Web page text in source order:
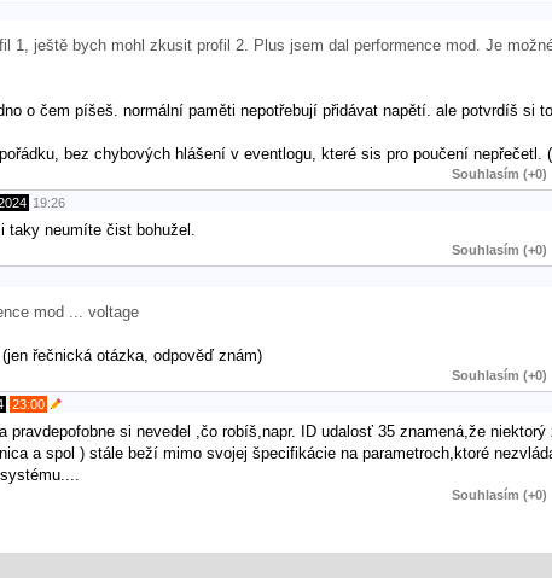
1, ještě bych mohl zkusit profil 2. Plus jsem dal performence mod. Je
o čem píšeš. normální paměti nepotřebují přidávat napětí. ale potvrdíš si
bez chybových hlášení v eventlogu, které sis pro poučení nepřečetl.
Souhlasím (+0)
19:26
taky neumíte čist bohužel.
Souhlasím (+0)
mod ... voltage
řečnická otázka, odpověď znám)
Souhlasím (+0)
23:00
si nevedel ,čo robíš,napr. ID udalosť 35 znamená,že
a spol ) stále beží mimo svojej špecifikácie na parametroch,ktoré
Souhlasím (+0)